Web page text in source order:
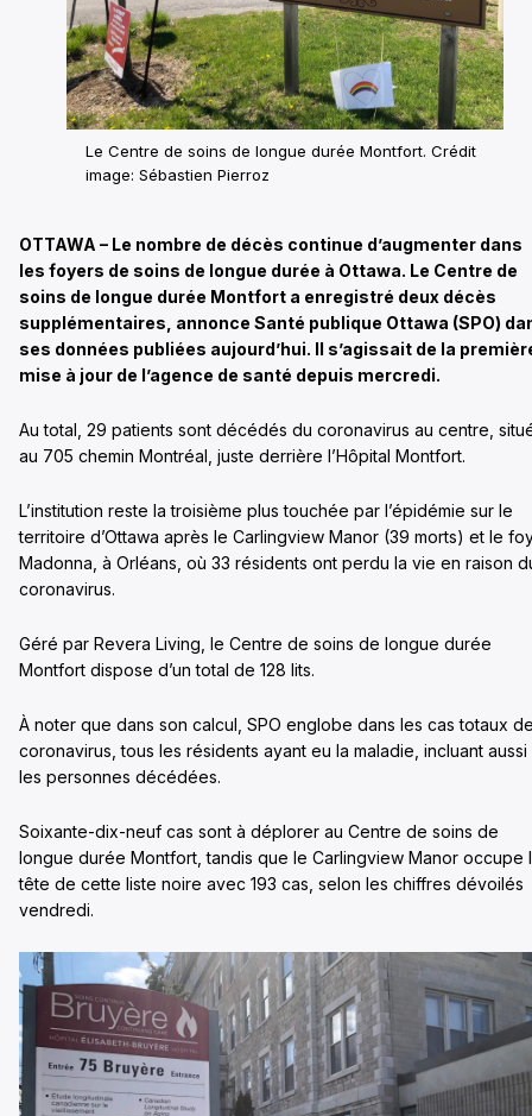
Le Centre de soins de longue durée Montfort. Crédit
image: Sébastien Pierroz
OTTAWA – Le nombre de décès continue d’augmenter dans
les foyers de soins de longue durée à Ottawa. Le Centre de
soins de longue durée Montfort a enregistré deux décès
supplémentaires, annonce Santé publique Ottawa (SPO)
ses données publiées aujourd’hui. Il s’agissait de la
mise à jour de l’agence de santé depuis mercredi.
Au total, 29 patients sont décédés du coronavirus au centre,
au 705 chemin Montréal, juste derrière l’Hôpital Montfort.
L’institution reste la troisième plus touchée par l’épidémie sur le
territoire d’Ottawa après le Carlingview Manor (39 morts) et le
Madonna, à Orléans, où 33 résidents ont perdu la vie en raison
coronavirus.
Géré par Revera Living, le Centre de soins de longue durée
Montfort dispose d’un total de 128 lits.
À noter que dans son calcul, SPO englobe dans les cas totaux
coronavirus, tous les résidents ayant eu la maladie, incluant aussi
les personnes décédées.
Soixante-dix-neuf cas sont à déplorer au Centre de soins de
longue durée Montfort, tandis que le Carlingview Manor occupe
tête de cette liste noire avec 193 cas, selon les chiffres dévoilés
vendredi.